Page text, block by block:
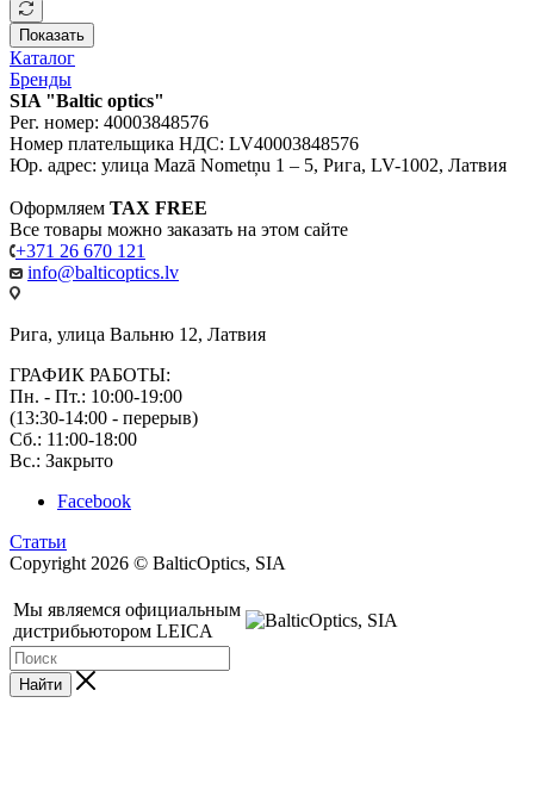
Показать
Каталог
Бренды
SIA "Baltic optics"
Рег. номер: 40003848576
Номер плательщика НДС: LV40003848576
Юр. адрес: улица Mazā Nometņu 1 – 5, Рига, LV-1002, Латвия
Оформляем TAX FREE
Все товары можно заказать на этом сайте
+371 26 670 121
info@balticoptics.lv
Рига, улица Вальню 12, Латвия
ГРАФИК РАБОТЫ:
Пн. - Пт.: 10:00-19:00
(13:30-14:00 - перерыв)
Сб.: 11:00-18:00
Вс.: Закрыто
Facebook
Статьи
Copyright 2026 © BalticOptics, SIA
Мы являемся официальным
дистрибьютором LEICA
Найти